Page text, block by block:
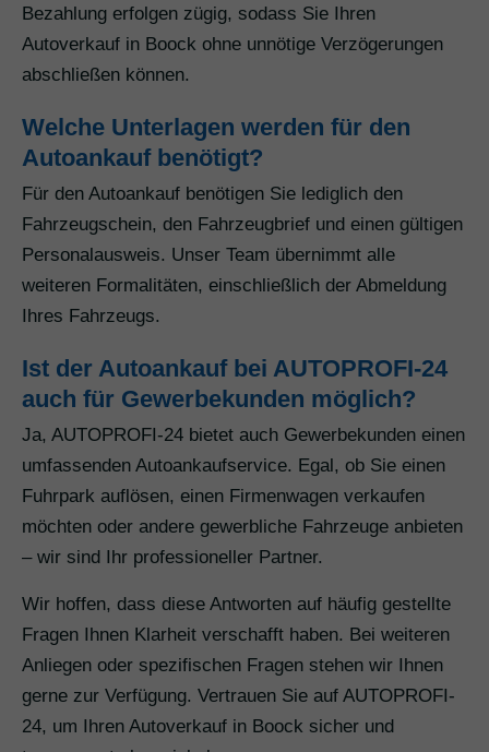
Bezahlung erfolgen zügig, sodass Sie Ihren
Autoverkauf in Boock ohne unnötige Verzögerungen
abschließen können.
Welche Unterlagen werden für den
Autoankauf benötigt?
Für den Autoankauf benötigen Sie lediglich den
Fahrzeugschein, den Fahrzeugbrief und einen gültigen
Personalausweis. Unser Team übernimmt alle
weiteren Formalitäten, einschließlich der Abmeldung
Ihres Fahrzeugs.
Ist der Autoankauf bei AUTOPROFI-24
auch für Gewerbekunden möglich?
Ja, AUTOPROFI-24 bietet auch Gewerbekunden einen
umfassenden Autoankaufservice. Egal, ob Sie einen
Fuhrpark auflösen, einen Firmenwagen verkaufen
möchten oder andere gewerbliche Fahrzeuge anbieten
– wir sind Ihr professioneller Partner.
Wir hoffen, dass diese Antworten auf häufig gestellte
Fragen Ihnen Klarheit verschafft haben. Bei weiteren
Anliegen oder spezifischen Fragen stehen wir Ihnen
gerne zur Verfügung. Vertrauen Sie auf AUTOPROFI-
24, um Ihren Autoverkauf in Boock sicher und